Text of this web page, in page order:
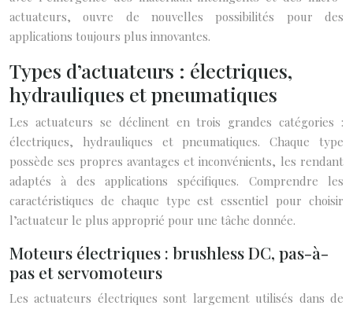
actuateurs, ouvre de nouvelles possibilités pour des
applications toujours plus innovantes.
Types d’actuateurs : électriques,
hydrauliques et pneumatiques
Les actuateurs se déclinent en trois grandes catégories :
électriques, hydrauliques et pneumatiques. Chaque type
possède ses propres avantages et inconvénients, les rendant
adaptés à des applications spécifiques. Comprendre les
caractéristiques de chaque type est essentiel pour choisir
l’actuateur le plus approprié pour une tâche donnée.
Moteurs électriques : brushless DC, pas-à-
pas et servomoteurs
Les actuateurs électriques sont largement utilisés dans de